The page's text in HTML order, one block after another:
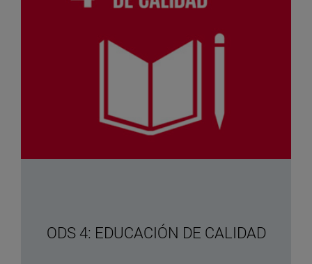
ODS 4: EDUCACIÓN DE CALIDAD